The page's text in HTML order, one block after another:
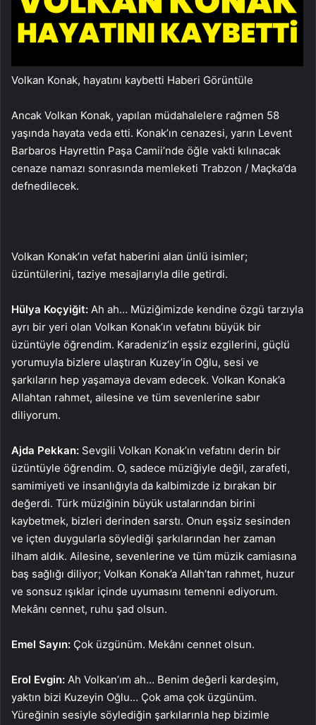
Volkan Konak, hayatını kaybetti Haberi Görüntüle
Ancak Volkan Konak, yapılan müdahalelere rağmen 58
yaşında hayata veda etti. Konak’ın cenazesi, yarın Levent
Barbaros Hayrettin Paşa Camii’nde öğle vakti kılınacak
cenaze namazı sonrasında memleketi Trabzon / Maçka’da
defnedilecek.
Volkan Konak’ın vefat haberini alan ünlü isimler;
üzüntülerini, taziye mesajlarıyla dile getirdi.
Hülya Koçyiğit: Ah ah… Müziğimizde kendine özgü tarzıyla
ayrı bir yeri olan Volkan Konak’ın vefatını büyük bir
üzüntüyle öğrendim. Karadeniz’in eşsiz ezgilerini, güçlü
yorumuyla bizlere ulaştıran Kuzey’in Oğlu, sesi ve
şarkıların hep yaşamaya devam edecek. Volkan Konak’a
Allahtan rahmet, ailesine ve tüm sevenlerine sabır
diliyorum.
Ajda Pekkan: Sevgili Volkan Konak’ın vefatını derin bir
üzüntüyle öğrendim. O, sadece müziğiyle değil, zarafeti,
samimiyeti ve insanlığıyla da kalbimizde iz bırakan bir
değerdi. Türk müziğinin büyük ustalarından birini
kaybetmek, bizleri derinden sarstı. Onun eşsiz sesinden
ve içten duygularla söylediği şarkılarından her zaman
ilham aldık. Ailesine, sevenlerine ve tüm müzik camiasına
baş sağlığı diliyor; Volkan Konak’a Allah’tan rahmet, huzur
ve sonsuz ışıklar içinde uyumasını temenni ediyorum.
Mekânı cennet, ruhu şad olsun.
Emel Sayın: Çok üzgünüm. Mekânı cennet olsun.
Erol Evgin: Ah Volkan’ım ah… Benim değerli kardeşim,
yaktın bizi Kuzeyin Oğlu… Çok ama çok üzgünüm.
Yüreğinin sesiyle söylediğin şarkılarınla hep bizimle